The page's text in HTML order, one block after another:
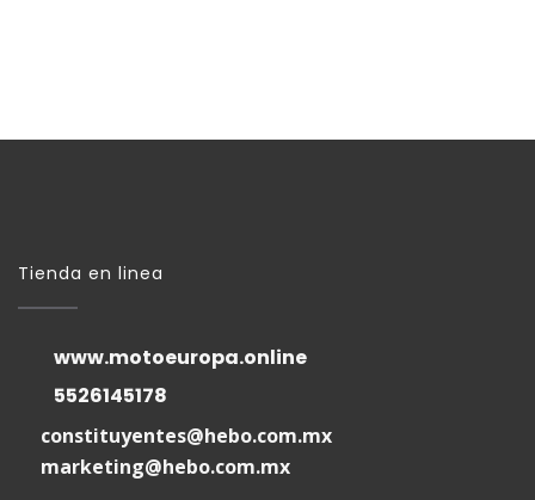
Tienda en linea
www.motoeuropa.online
5526145178
constituyentes@hebo.com.mx
marketing@hebo.com.mx